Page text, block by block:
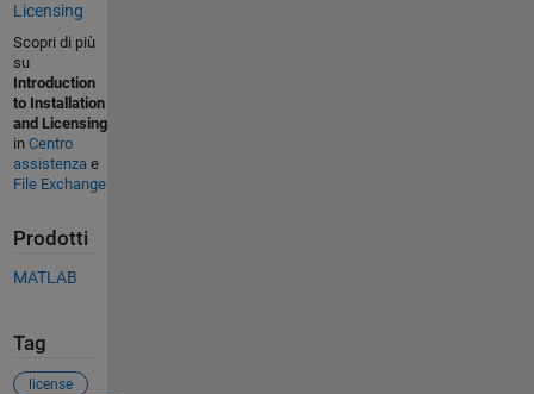
Licensing
Scopri di più
su
Introduction
to Installation
and Licensing
in Centro
assistenza e
File Exchange
Prodotti
MATLAB
Tag
license